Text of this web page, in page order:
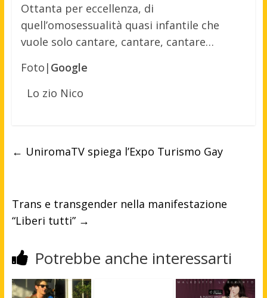
Ottanta per eccellenza, di
quell’omosessualità quasi infantile che
vuole solo cantare, cantare, cantare…
Foto| Google
Lo zio Nico
← UniromaTV spiega l’Expo Turismo Gay
Trans e transgender nella manifestazione
“Liberi tutti” →
Potrebbe anche interessarti